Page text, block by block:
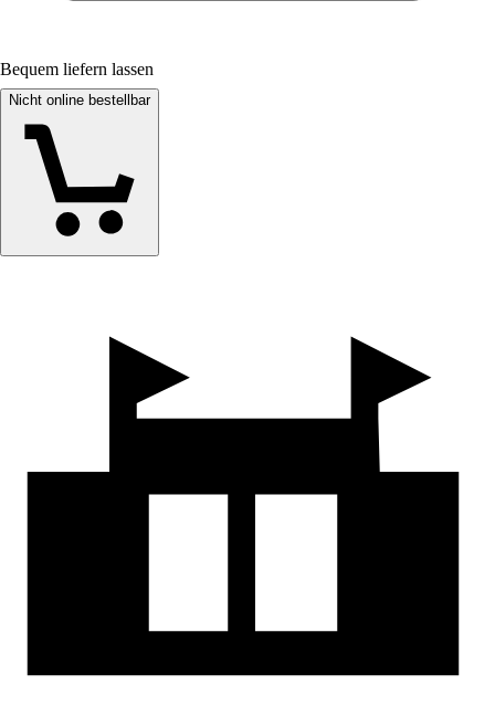
Bequem liefern lassen
Nicht online bestellbar